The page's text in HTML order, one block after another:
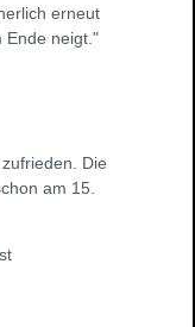
erneut
Ende neigt."
Die
am 15.